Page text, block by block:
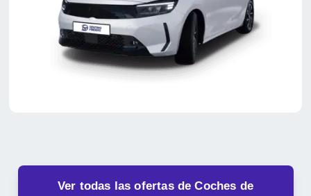
Ver todas las ofertas de Coches de